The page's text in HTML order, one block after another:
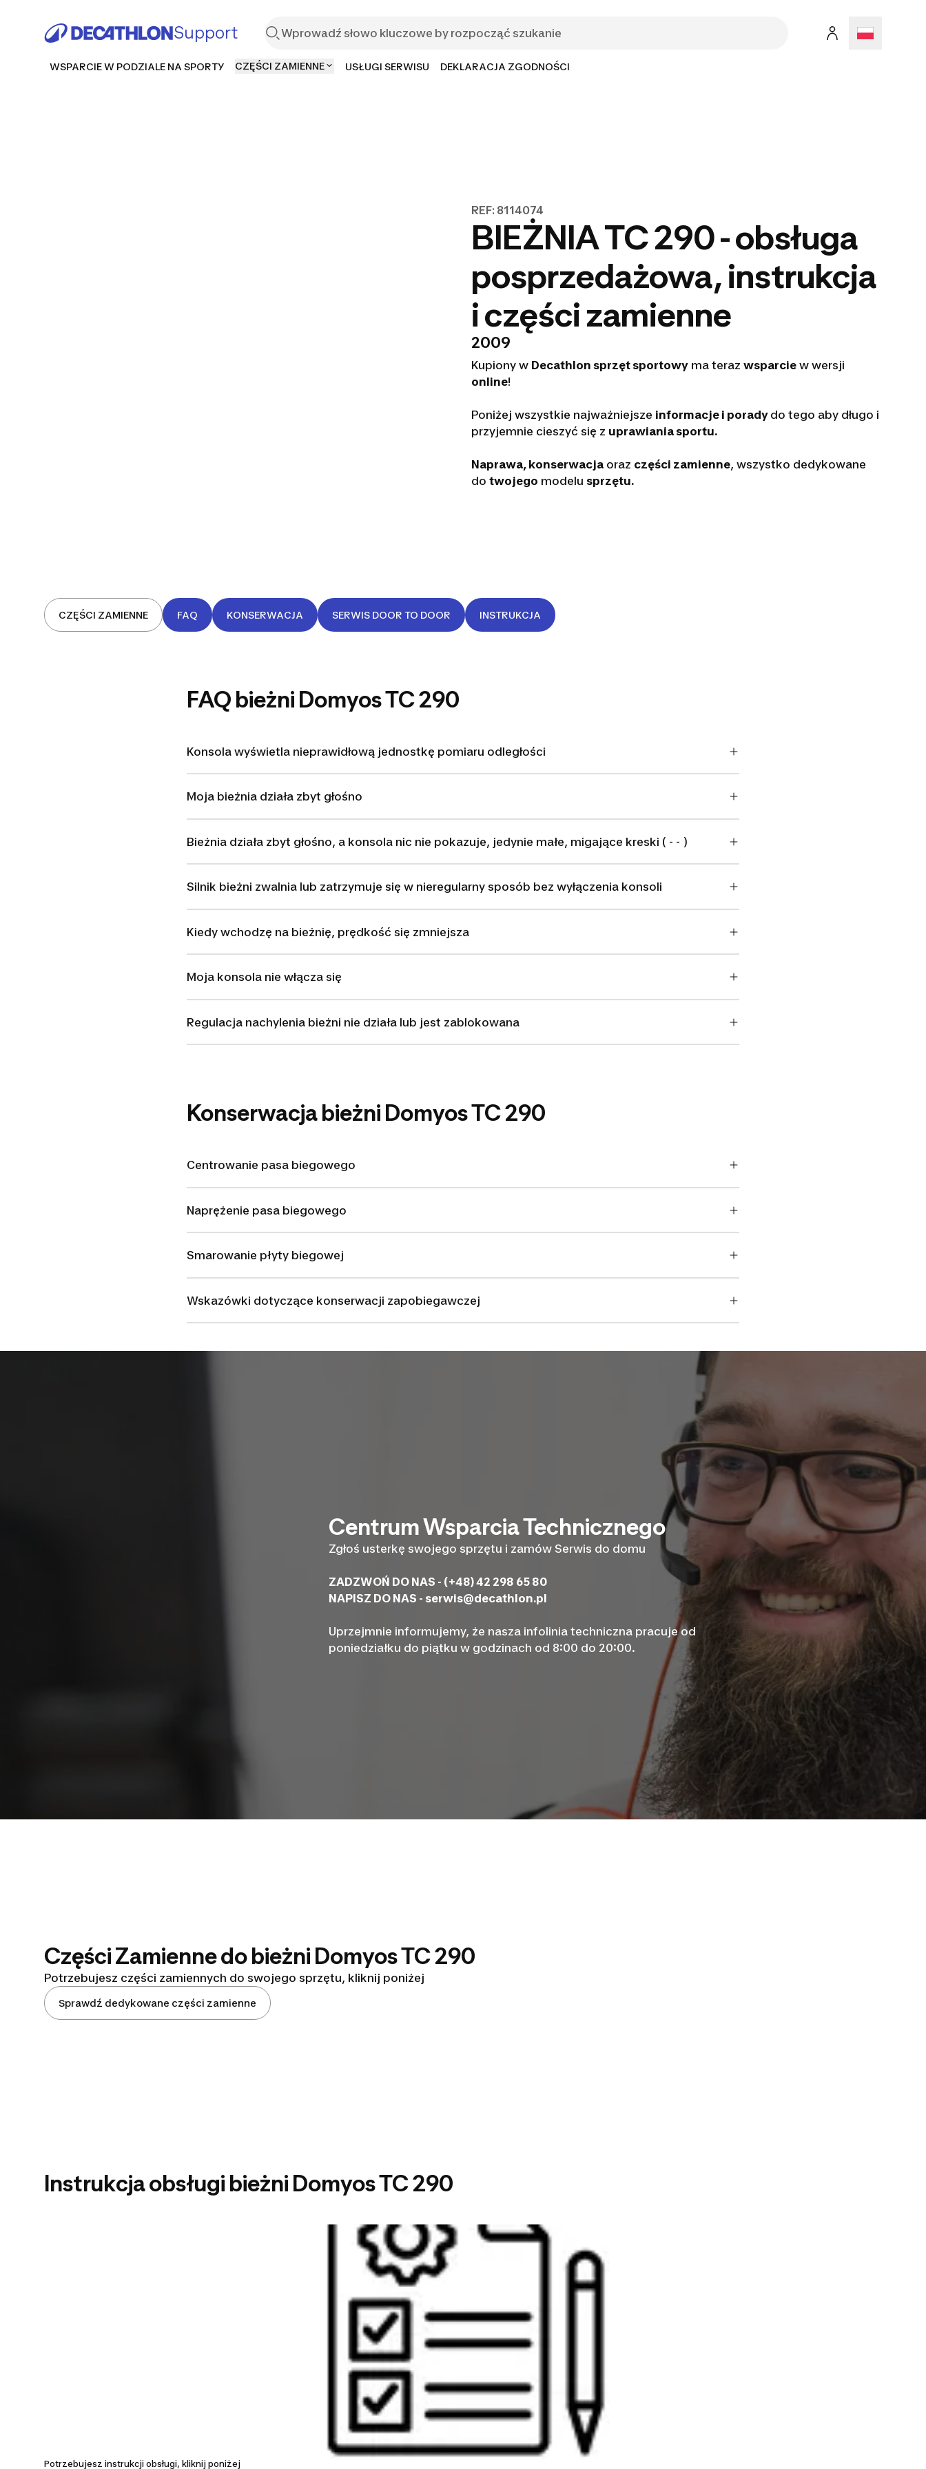
Support
WSPARCIE W PODZIALE NA SPORTY CZĘŚCI ZAMIENNE USŁUGI SERWISU DEKLARACJA ZGODNOŚCI
REF: 8114074
BIEŻNIA TC 290 - obsługa
posprzedażowa, instrukcja
i części zamienne
2009
Kupiony w Decathlon sprzęt sportowyma teraz wsparciew wersji
online!
Poniżej wszystkie najważniejsze informacje i porady do tego aby długo i
przyjemnie cieszyć się z uprawiania sportu.
Naprawa, konserwacjaoraz części zamienne, wszystko dedykowane
do twojego modelu sprzętu.
CZĘŚCI ZAMIENNE FAQ KONSERWACJA SERWIS DOOR TO DOOR INSTRUKCJA
FAQ bieżni Domyos TC 290
Konsola wyświetla nieprawidłową jednostkę pomiaru odległości
Moja bieżnia działa zbyt głośno
Bieżnia działa zbyt głośno, a konsola nic nie pokazuje, jedynie małe, migające kreski ( - - )
Silnik bieżni zwalnia lub zatrzymuje się w nieregularny sposób bez wyłączenia konsoli
Kiedy wchodzę na bieżnię, prędkość się zmniejsza
Moja konsola nie włącza się
Regulacja nachylenia bieżni nie działa lub jest zablokowana
Konserwacja bieżni Domyos TC 290
Centrowanie pasa biegowego
Naprężenie pasa biegowego
Smarowanie płyty biegowej
Wskazówki dotyczące konserwacji zapobiegawczej
Centrum Wsparcia Technicznego
Zgłoś usterkę swojego sprzętu i zamów Serwis do domu
ZADZWOŃ DO NAS - (+48) 42 298 65 80
NAPISZ DO NAS - serwis@decathlon.pl
Uprzejmnie informujemy, że nasza infolinia techniczna pracuje od
poniedziałku do piątku w godzinach od 8:00 do 20:00.
Części Zamienne do bieżni Domyos TC 290
Potrzebujesz części zamiennych do swojego sprzętu, kliknij poniżej
Sprawdź dedykowane części zamienne
Instrukcja obsługi bieżni Domyos TC 290
Potrzebujesz instrukcji obsługi, kliknij poniżej